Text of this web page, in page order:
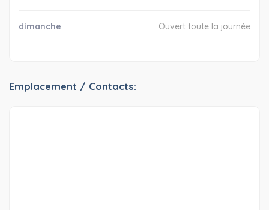
dimanche Ouvert toute la journée
Emplacement / Contacts: